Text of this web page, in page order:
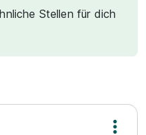
Stellen für dich